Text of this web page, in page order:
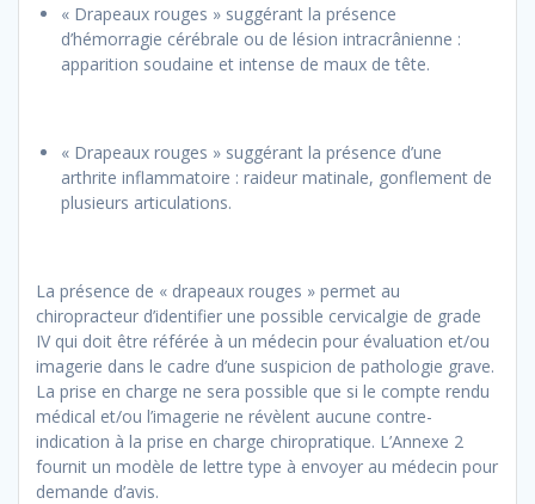
« Drapeaux rouges » suggérant la présence
d’hémorragie cérébrale ou de lésion intracrânienne :
apparition soudaine et intense de maux de tête.
« Drapeaux rouges » suggérant la présence d’une
arthrite inflammatoire : raideur matinale, gonflement de
plusieurs articulations.
La présence de « drapeaux rouges » permet au
chiropracteur d’identifier une possible cervicalgie de grade
IV qui doit être référée à un médecin pour évaluation et/ou
imagerie dans le cadre d’une suspicion de pathologie grave.
La prise en charge ne sera possible que si le compte rendu
médical et/ou l’imagerie ne révèlent aucune contre-
indication à la prise en charge chiropratique. L’Annexe 2
fournit un modèle de lettre type à envoyer au médecin pour
demande d’avis.